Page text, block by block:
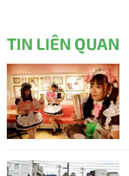
TIN LIÊN QUAN